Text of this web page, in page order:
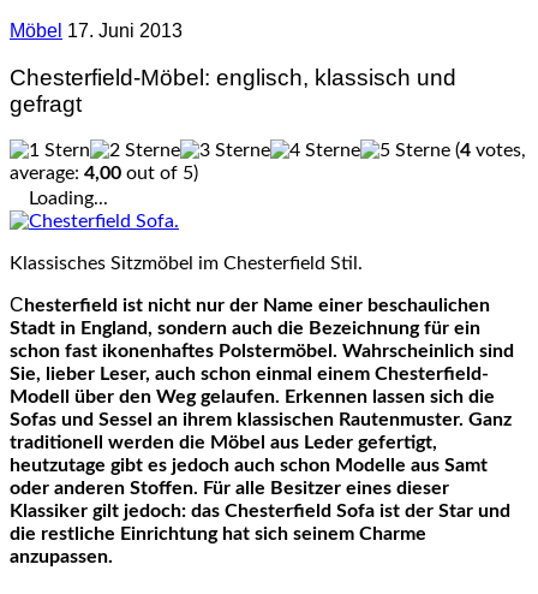
Möbel 17. Juni 2013
Chesterfield-Möbel: englisch, klassisch und
gefragt
(4 votes,
average: 4,00 out of 5)
Loading...
Klassisches Sitzmöbel im Chesterfield Stil.
Chesterfield ist nicht nur der Name einer beschaulichen
Stadt in England, sondern auch die Bezeichnung für ein
schon fast ikonenhaftes Polstermöbel. Wahrscheinlich sind
Sie, lieber Leser, auch schon einmal einem Chesterfield-
Modell über den Weg gelaufen. Erkennen lassen sich die
Sofas und Sessel an ihrem klassischen Rautenmuster. Ganz
traditionell werden die Möbel aus Leder gefertigt,
heutzutage gibt es jedoch auch schon Modelle aus Samt
oder anderen Stoffen. Für alle Besitzer eines dieser
Klassiker gilt jedoch: das Chesterfield Sofa ist der Star und
die restliche Einrichtung hat sich seinem Charme
anzupassen.